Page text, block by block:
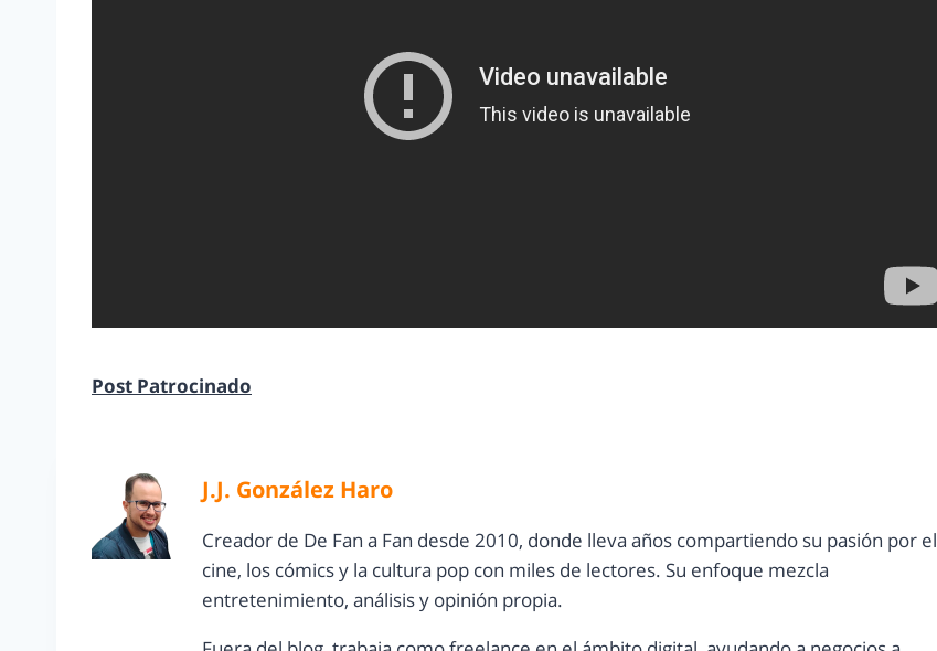
Post Patrocinado
J.J. González Haro
Creador de De Fan a Fan desde 2010, donde lleva años compartiendo su pasión por el
cine, los cómics y la cultura pop con miles de lectores. Su enfoque mezcla
entretenimiento, análisis y opinión propia.